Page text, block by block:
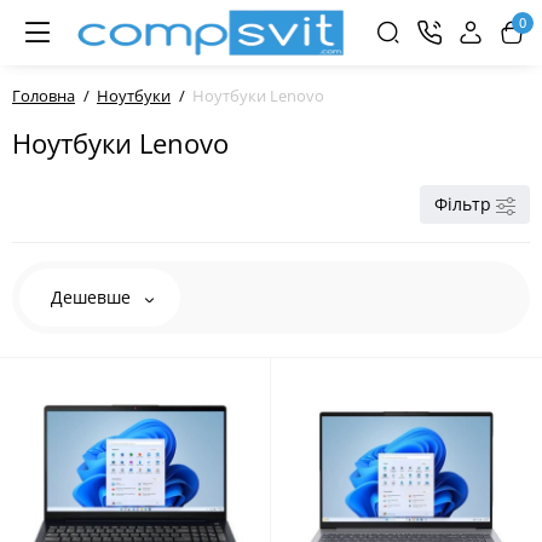
0
Головна Ноутбуки Ноутбуки Lenovo
Ноутбуки Lenovo
Фільтр
Дешевше